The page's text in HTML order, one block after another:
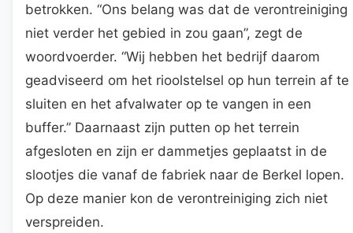
betrokken. “Ons belang was dat de verontreiniging
niet verder het gebied in zou gaan”, zegt de
woordvoerder. “Wij hebben het bedrijf daarom
geadviseerd om het rioolstelsel op hun terrein af te
sluiten en het afvalwater op te vangen in een
buffer.” Daarnaast zijn putten op het terrein
afgesloten en zijn er dammetjes geplaatst in de
slootjes die vanaf de fabriek naar de Berkel lopen.
Op deze manier kon de verontreiniging zich niet
verspreiden.